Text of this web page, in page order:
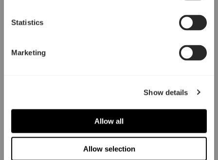
Statistics
Marketing
Show details
Allow all
Allow selection